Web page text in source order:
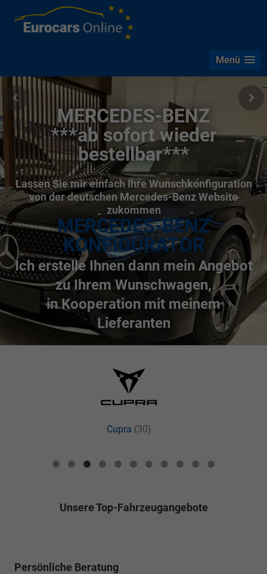
Menü
MERCEDES-BENZ
***ab sofort wieder
bestellbar***
Lassen Sie mir einfach Ihre Wunschkonfiguration
von der deutschen Mercedes-Benz Website
zukommen
MERCEDES-BENZ
KONFIGURATOR
Ich erstelle Ihnen dann mein Angebot
zu Ihrem Wunschwagen,
in Kooperation mit meinem
Lieferanten
Cupra
Unsere Top-Fahrzeugangebote
Persönliche Beratung